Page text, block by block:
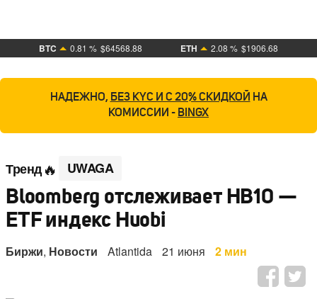
BTC 0.81 % $64568.88 ETH 2.08 % $1906.68
НАДЕЖНО, БЕЗ KYC И С 20% СКИДКОЙ НА
КОМИССИИ - BINGX
Тренд UWAGA
Bloomberg отслеживает HB10 —
ETF индекс Huobi
Биржи, Новости Atlantida 21 июня 2 мин